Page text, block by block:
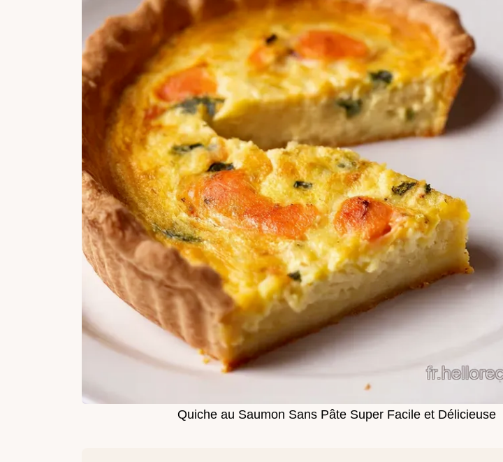
Quiche au Saumon Sans Pâte Super Facile et Délicieuse